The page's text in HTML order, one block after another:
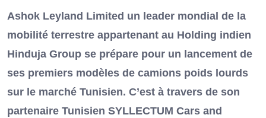
Ashok Leyland Limited un leader mondial de la
mobilité terrestre appartenant au Holding indien
Hinduja Group se prépare pour un lancement de
ses premiers modèles de camions poids lourds
sur le marché Tunisien. C’est à travers de son
partenaire Tunisien SYLLECTUM Cars and